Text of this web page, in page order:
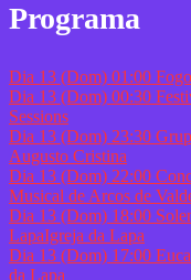
Programa
Dia 13 (Dom) 01:00
Dia 13 (Dom) 00:30
Sessions
Dia 13 (Dom) 23:30
Augusto Cristina
Dia 13 (Dom) 22:00
Musical de Arcos de
Dia 13 (Dom) 18:00
LapaIgreja da Lapa
Dia 13 (Dom) 17:00
da Lapa